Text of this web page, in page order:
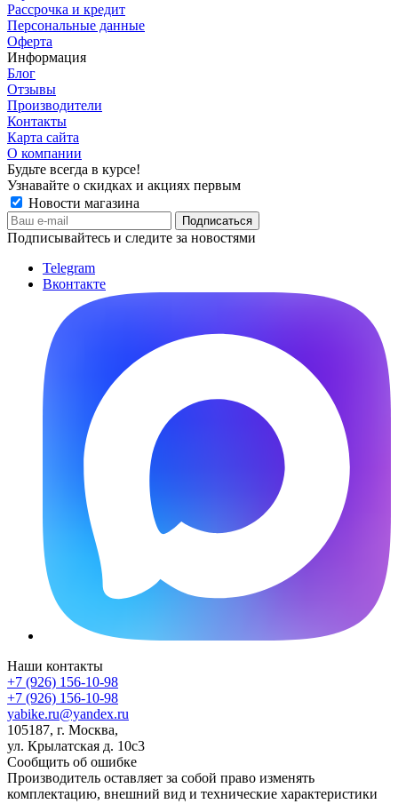
Рассрочка и кредит
Персональные данные
Оферта
Информация
Блог
Отзывы
Производители
Контакты
Карта сайта
О компании
Будьте всегда в курсе!
Узнавайте о скидках и акциях первым
Новости магазина
Подписывайтесь и следите за новостями
Telegram
Вконтакте
Наши контакты
+7 (926) 156-10-98
+7 (926) 156-10-98
yabike.ru@yandex.ru
105187, г. Москва,
ул. Крылатская д. 10с3
Сообщить об ошибке
Производитель оставляет за собой право изменять
комплектацию, внешний вид и технические характеристики